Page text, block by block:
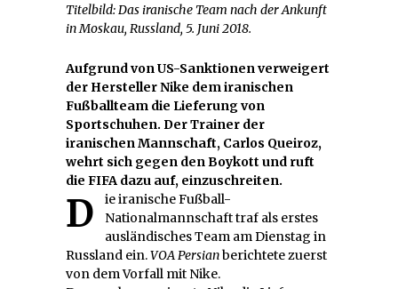
Titelbild: Das iranische Team nach der Ankunft
in Moskau, Russland, 5. Juni 2018.
Aufgrund von US-Sanktionen verweigert
der Hersteller Nike dem iranischen
Fußballteam die Lieferung von
Sportschuhen. Der Trainer der
iranischen Mannschaft, Carlos Queiroz,
wehrt sich gegen den Boykott und ruft
die FIFA dazu auf, einzuschreiten.
Die iranische Fußball-
Nationalmannschaft traf als erstes
ausländisches Team am Dienstag in
Russland ein.VOA Persianberichtete zuerst
von dem Vorfall mit Nike.